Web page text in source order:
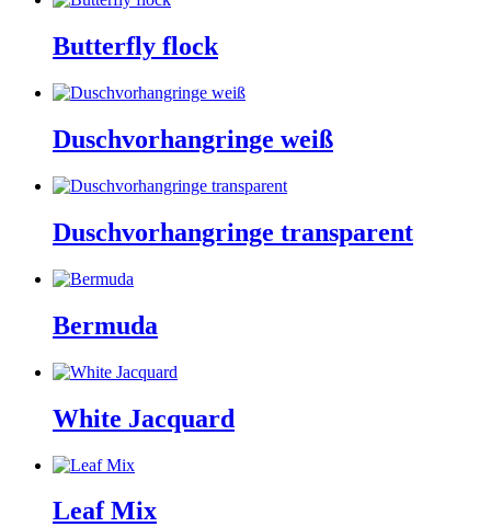
Butterfly flock
Duschvorhangringe weiß
Duschvorhangringe transparent
Bermuda
White Jacquard
Leaf Mix